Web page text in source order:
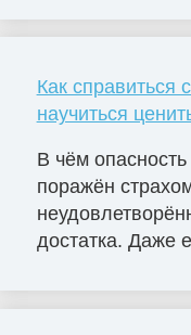
Как справиться
научиться
В чём
поражён
достатка. Даже